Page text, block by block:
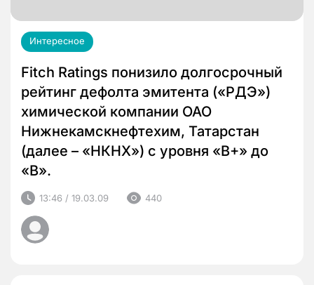
Интересное
Fitch Ratings понизило долгосрочный
рейтинг дефолта эмитента («РДЭ»)
химической компании ОАО
Нижнекамскнефтехим, Татарстан
(далее – «НКНХ») с уровня «B+» до
«B».
13:46 / 19.03.09 440